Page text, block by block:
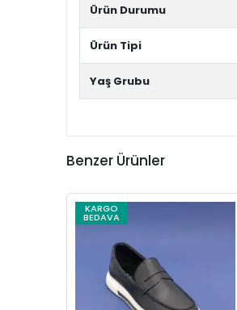
Ürün Durumu
Ürün Tipi
Yaş Grubu
Benzer Ürünler
KARGO
BEDAVA